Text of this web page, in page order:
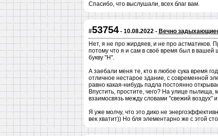
Спасибо, что выслушали, всех благ вам.
#53754- 10.08.2022 - Вечно
Нет, я не про жирдяев, и не про
потому что я и сам в своё время был в
букву "Н".
А заебали меня те, кто в любое сука время
отличное нестарое здание, с современной
равно какая-нибудь падла постоянно
Впустить, простите, чего? На улице пылища,
взаимосвязь между словами "свежий
Я уже молчу, что это дико не
век хватит)) Но бля элементарно же с этой